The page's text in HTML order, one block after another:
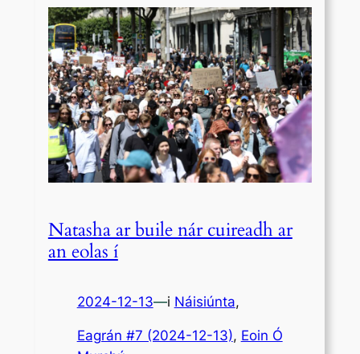
Natasha ar buile nár cuireadh ar
an eolas í
2024-12-13—i Náisiúnta,
Eagrán #7 (2024-12-13), Eoin Ó